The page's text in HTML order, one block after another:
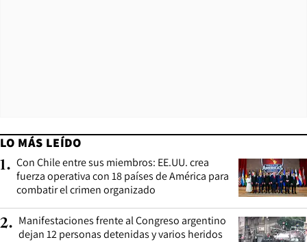
LO MÁS LEÍDO
1. Con Chile entre sus miembros: EE.UU. crea
fuerza operativa con 18 países de América para
combatir el crimen organizado
2. Manifestaciones frente al Congreso argentino
dejan 12 personas detenidas y varios heridos